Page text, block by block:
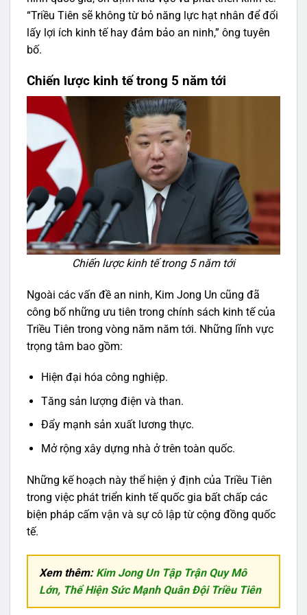
“Triều Tiên sẽ không từ bỏ năng lực hạt nhân để đổi
lấy lợi ích kinh tế hay đảm bảo an ninh,” ông tuyên
bố.
Chiến lược kinh tế trong 5 năm tới
Chiến lược kinh tế trong 5 năm tới
Ngoài các vấn đề an ninh, Kim Jong Un cũng đã
công bố những ưu tiên trong chính sách kinh tế của
Triều Tiên trong vòng năm năm tới. Những lĩnh vực
trọng tâm bao gồm:
Hiện đại hóa công nghiệp.
Tăng sản lượng điện và than.
Đẩy mạnh sản xuất lương thực.
Mở rộng xây dựng nhà ở trên toàn quốc.
Những kế hoạch này thể hiện ý định của Triều Tiên
trong việc phát triển kinh tế quốc gia bất chấp các
biện pháp cấm vận và sự cô lập từ cộng đồng quốc
tế.
Xem thêm: Kim Jong Un Tập Trận Quy Mô
Lớn, Thể Hiện Sức Mạnh Quân Đội Triều Tiên